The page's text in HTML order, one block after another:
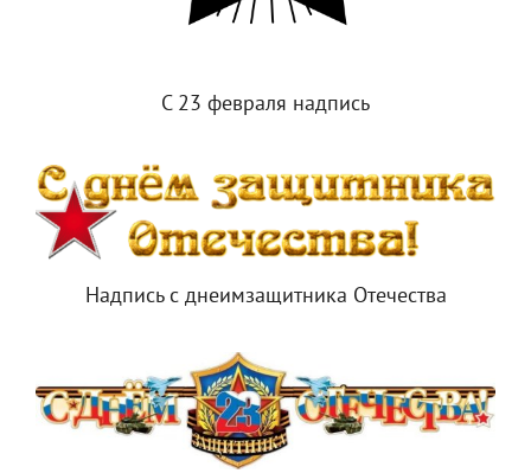
С 23 февраля надпись
Надпись с днеимзащитника Отечества